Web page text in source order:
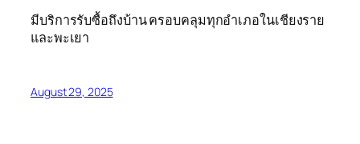
มีบริการรับซื้อถึงบ้าน ครอบคลุมทุกอำเภอในเชียงราย
และพะเยา
August 29, 2025